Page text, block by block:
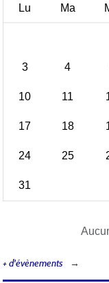
Lu Ma
3 4
10 11
17 18
24 25
31
+ d'évènements